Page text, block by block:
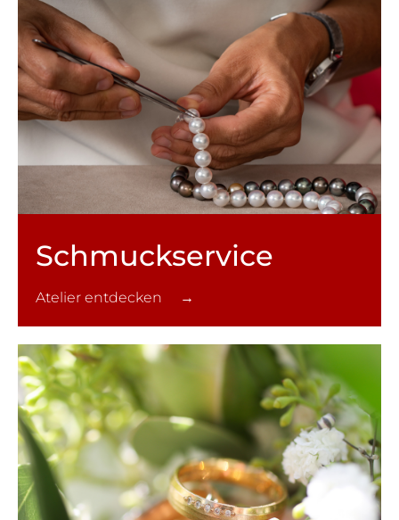
Schmuck­service
Atelier entdecken →